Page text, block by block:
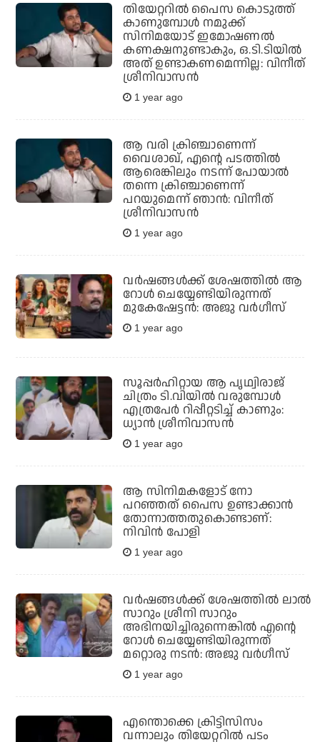
തിയേറ്ററില്‍ പൈസ കൊടുത്ത്
കാണുമ്പോള്‍ നമുക്ക്
സിനിമയോട് ഇമോഷണല്‍
കണക്ഷനുണ്ടാകും, ഒ.ടി.ടിയില്‍
അത് ഉണ്ടാകണമെന്നില്ല: വിനീത്
ശ്രീനിവാസന്‍
1 year ago
ആ വരി ക്രിഞ്ചാണെന്ന്
വൈശാഖ്, എന്റെ പടത്തില്‍
ആരെങ്കിലും നടന്ന് പോയാല്‍
തന്നെ ക്രിഞ്ചാണെന്ന്
പറയുമെന്ന് ഞാന്‍: വിനീത്
ശ്രീനിവാസന്‍
1 year ago
വര്‍ഷങ്ങള്‍ക്ക് ശേഷത്തില്‍ ആ
റോള്‍ ചെയ്യേണ്ടിയിരുന്നത്
മുകേഷേട്ടന്‍: അജു വര്‍ഗീസ്
1 year ago
സൂപ്പർഹിറ്റായ ആ പൃഥ്വിരാജ്
ചിത്രം ടി.വിയിൽ വരുമ്പോൾ
എത്രപേർ റിപ്പീറ്റടിച്ച് കാണും:
ധ്യാൻ ശ്രീനിവാസൻ
1 year ago
ആ സിനിമകളോട് നോ
പറഞ്ഞത് പൈസ ഉണ്ടാക്കാൻ
തോന്നാത്തതുകൊണ്ടാണ്:
നിവിൻ പോളി
1 year ago
വര്‍ഷങ്ങള്‍ക്ക് ശേഷത്തില്‍ ലാല്‍
സാറും ശ്രീനി സാറും
അഭിനയിച്ചിരുന്നെങ്കില്‍ എന്റെ
റോള്‍ ചെയ്യേണ്ടിയിരുന്നത്
മറ്റൊരു നടന്‍: അജു വര്‍ഗീസ്
1 year ago
എന്തൊക്കെ ക്രിട്ടിസിസം
വന്നാലും തിയേറ്ററില്‍ പടം